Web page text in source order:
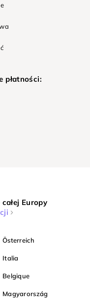
płatności:
Europy
Österreich
Italia
Belgique
Magyarország